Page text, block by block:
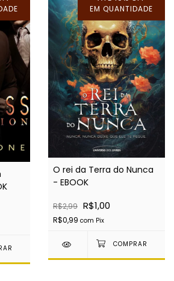
EM QUANTIDADE
O rei da Terra do Nunca
- EBOOK
R$2,99 R$1,00
R$0,99 com Pix